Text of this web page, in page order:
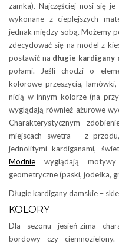
zamka). Najczęściej nosi się
wykonane z cieplejszych
jednak między sobą. Możemy
zdecydować się na model z
postawić na długie kardigany
połami. Jeśli chodzi o
kolorowe przeszycia,
nicią w innym kolorze (na
wyglądają również ażurowe
Charakterystycznym
miejscach swetra – z
jednolitymi kardiganami,
Modnie wyglądają
geometryczne (paski, jodełka,
Długie kardigany damskie –
KOLORY
Dla sezonu jesień-zima
bordowy czy